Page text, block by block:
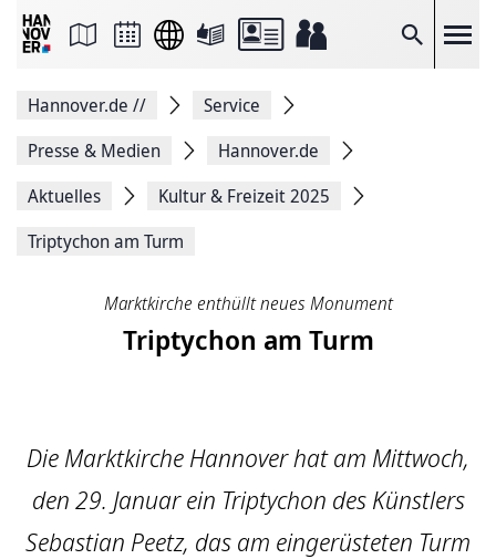
Suche
Seite
Facebook
teilen
Seitenlink
Seite
Hannover.de //
Service
Presse & Medien
Hannover.de
Aktuelles
Kultur & Freizeit 2025
Triptychon am Turm
Marktkirche enthüllt neues Monument
Triptychon am Turm
Die Marktkirche Hannover hat am Mittwoch,
den 29. Januar ein Triptychon des Künstlers
Sebastian Peetz, das am eingerüsteten Turm